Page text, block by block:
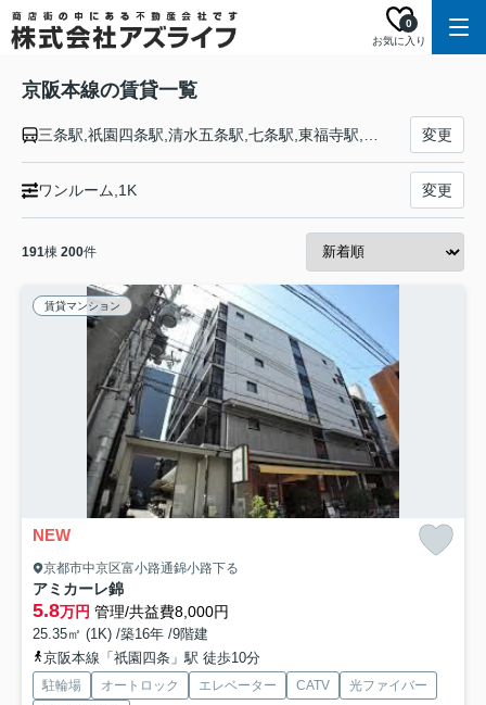
お気に入り
0
京阪本線の賃貸一覧
変更
ワンルーム,1K 変更
191棟 200件
賃貸マンション
NEW
京都市中京区富小路通錦小路下る
アミカーレ錦
5.8万円 管理/共益費8,000円
25.35㎡ (1K) /築16年 /9階建
京阪本線「祇園四条」駅 徒歩10分
駐輪場 オートロック エレベーター CATV
光ファイバー